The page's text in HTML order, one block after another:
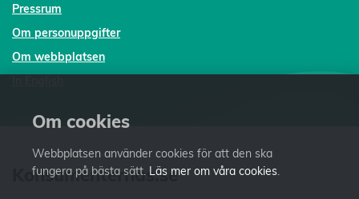
Pressrum
Om personuppgifter
Om webbplatsen
Konsumenternas.se
Om cookies
Webbplatsen använder cookies för att den ska
fungera på bästa sätt. Läs mer om våra cookies.